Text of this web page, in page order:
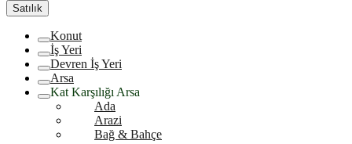
Satılık
Konut
İş Yeri
Devren İş Yeri
Arsa
Kat Karşılığı Arsa
Ada
Arazi
Bağ & Bahçe